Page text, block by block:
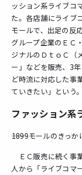
ッション系ライブコ
た。各店舗にライブ
モールで、出足の反
グループ企業のＥＣ
ジナルのＤｔｏＣ（
ー」などを販売、3
ど時流に対応した事
ていきたい」という。
ファッション系
――1899モールのきっか
ＥＣ販売に続く事
人から「ライブコマ